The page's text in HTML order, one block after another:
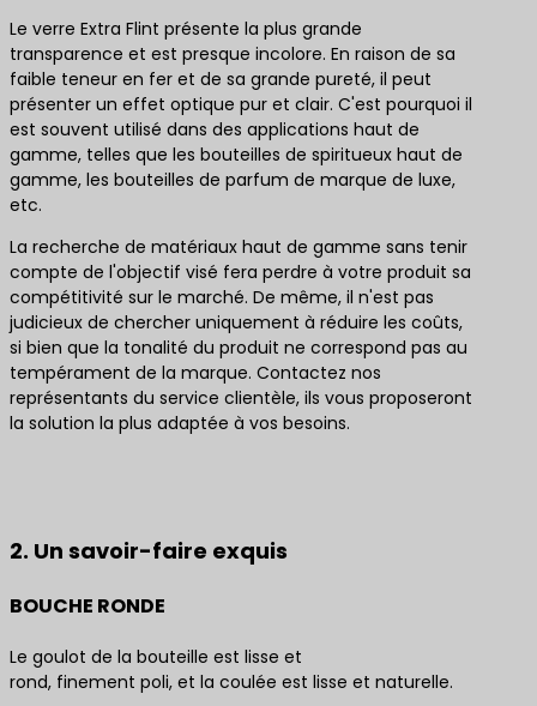
Le verre Extra Flint présente la plus grande
transparence et est presque incolore. En raison de sa
faible teneur en fer et de sa grande pureté, il peut
présenter un effet optique pur et clair. C'est pourquoi il
est souvent utilisé dans des applications haut de
gamme, telles que les bouteilles de spiritueux haut de
gamme, les bouteilles de parfum de marque de luxe,
etc.
La recherche de matériaux haut de gamme sans tenir
compte de l'objectif visé fera perdre à votre produit sa
compétitivité sur le marché. De même, il n'est pas
judicieux de chercher uniquement à réduire les coûts,
si bien que la tonalité du produit ne correspond pas au
tempérament de la marque. Contactez nos
représentants du service clientèle, ils vous proposeront
la solution la plus adaptée à vos besoins.
2. Un savoir-faire exquis
BOUCHE RONDE
Le goulot de la bouteille est lisse et
rond, finement poli, et la coulée est lisse et naturelle.